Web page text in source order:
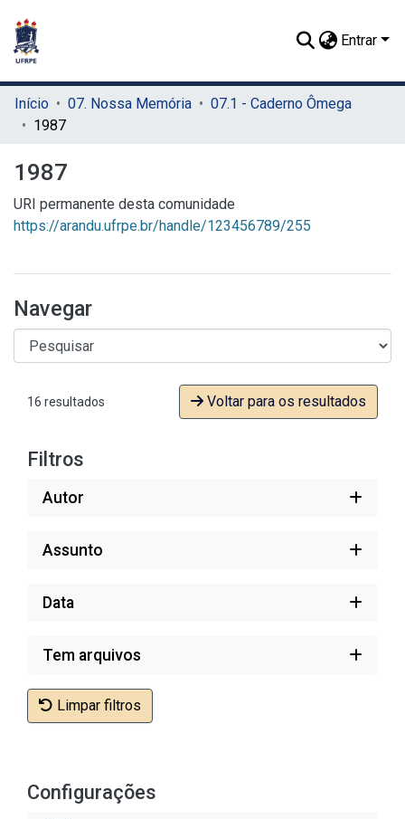
Entrar
Início 07. Nossa Memória
07.1 - Caderno Ômega
1987
1987
URI permanente desta comunidade
https://arandu.ufrpe.br/handle/123456789/255
Navegar
16 resultados Voltar para os resultados
Filtros
Autor
Assunto
Data
Tem arquivos
Limpar filtros
Configurações